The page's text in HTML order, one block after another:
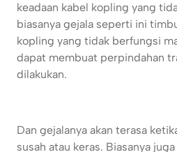
keadaan kabel kopling yang
biasanya gejala seperti ini
kopling yang tidak berfungsi
dapat membuat perpindahan
dilakukan.
Dan gejalanya akan terasa
susah atau keras. Biasanya